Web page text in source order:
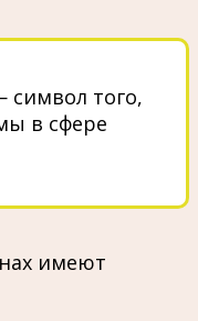
того,
в сфере
имеют